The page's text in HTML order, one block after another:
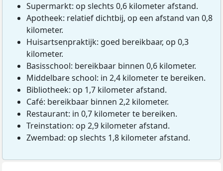
Supermarkt: op slechts 0,6 kilometer afstand.
Apotheek: relatief dichtbij, op een afstand van 0,8
kilometer.
Huisartsenpraktijk: goed bereikbaar, op 0,3
kilometer.
Basisschool: bereikbaar binnen 0,6 kilometer.
Middelbare school: in 2,4 kilometer te bereiken.
Bibliotheek: op 1,7 kilometer afstand.
Café: bereikbaar binnen 2,2 kilometer.
Restaurant: in 0,7 kilometer te bereiken.
Treinstation: op 2,9 kilometer afstand.
Zwembad: op slechts 1,8 kilometer afstand.